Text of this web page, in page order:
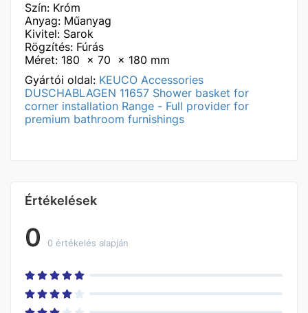
Szín: Króm
Anyag: Műanyag
Kivitel: Sarok
Rögzítés: Fúrás
Méret: 180 x 70 x 180 mm
Gyártói oldal: KEUCO Accessories
DUSCHABLAGEN 11657 Shower basket for
corner installation Range - Full provider for
premium bathroom furnishings
Értékelések
0 0 értékelés alapján